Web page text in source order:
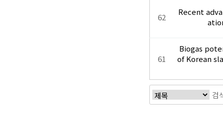
62
Recent
61
Biogas
of Korean